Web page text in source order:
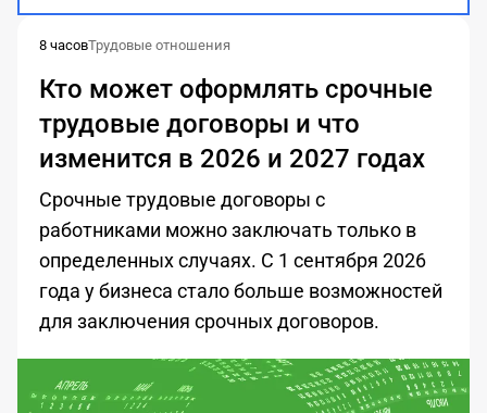
8 часовТрудовые отношения
Кто может оформлять срочные
трудовые договоры и что
изменится в 2026 и 2027 годах
Срочные трудовые договоры с
работниками можно заключать только в
определенных случаях. С 1 сентября 2026
года у бизнеса стало больше возможностей
для заключения срочных договоров.